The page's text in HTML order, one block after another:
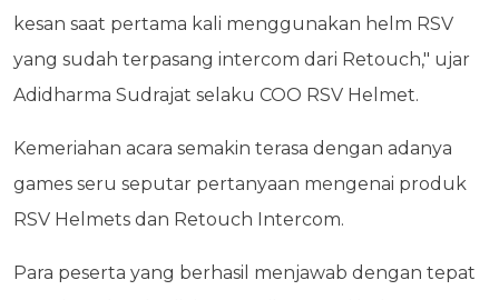
kesan saat pertama kali menggunakan helm RSV
yang sudah terpasang intercom dari Retouch," ujar
Adidharma Sudrajat selaku COO RSV Helmet.
Kemeriahan acara semakin terasa dengan adanya
games seru seputar pertanyaan mengenai produk
RSV Helmets dan Retouch Intercom.
Para peserta yang berhasil menjawab dengan tepat